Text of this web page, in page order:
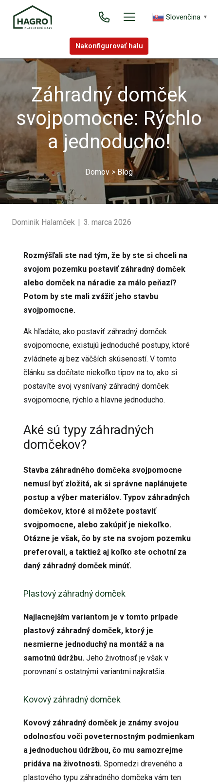
Slovenčina ▼
Nakonfigurovať halu
Záhradný domček
svojpomocne: Rýchlo
a jednoducho!
Domov > Blog
Dominik Halamček 3. marca 2026
Rozmýšľali ste nad tým, že by ste si chceli na
svojom pozemku postaviť záhradný domček
alebo domček na náradie za málo peňazí?
Potom by ste mali zvážiť jeho stavbu
svojpomocne.
Ak hľadáte, ako postaviť záhradný domček
svojpomocne, existujú jednoduché postupy, ktoré
zvládnete aj bez väčších skúseností. V tomto
článku sa dočítate niekoľko tipov na to, ako si
postavíte svoj vysnívaný záhradný domček
svojpomocne, rýchlo a hlavne jednoducho.
Aké sú typy záhradných
domčekov?
Stavba záhradného domčeka svojpomocne
nemusí byť zložitá, ak si správne naplánujete
postup a výber materiálov. Typov záhradných
domčekov, ktoré si môžete postaviť
svojpomocne, alebo zakúpiť je niekoľko.
Otázne je však, čo by ste na svojom pozemku
preferovali, a taktiež aj koľko ste ochotní za
daný záhradný domček minúť.
Plastový záhradný domček
Najlacnejším variantom je v tomto prípade
plastový záhradný domček, ktorý je
nesmierne jednoduchý na montáž a na
samotnú údržbu. Jeho životnosť je však v
porovnaní s ostatnými variantmi najkratšia.
Kovový záhradný domček
Kovový záhradný domček je známy svojou
odolnosťou voči poveternostným podmienkam
a jednoduchou údržbou, čo mu samozrejme
pridáva na životnosti. Spomedzi dreveného a
plastového typu záhradného domčeka vám ten